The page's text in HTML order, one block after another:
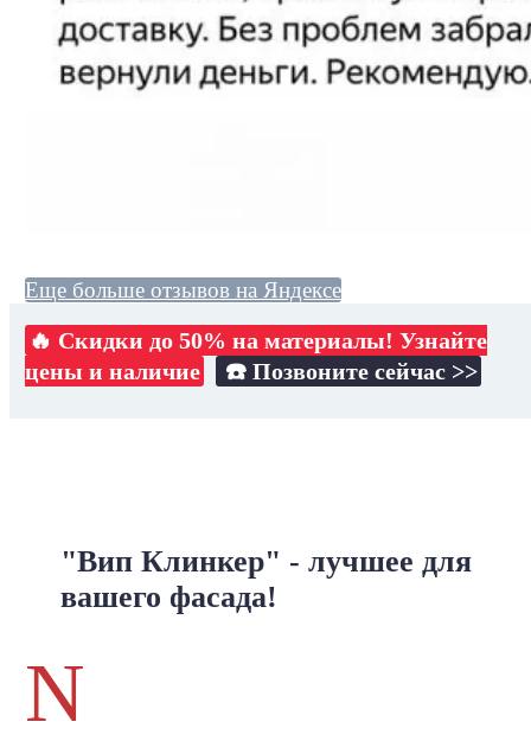
Еще больше отзывов на Яндексе
🔥 Скидки до 50% на материалы! Узнайте
цены и наличие
☎️ Позвоните сейчас >>
"Вип Клинкер" - лучшее для
вашего фасада!
N